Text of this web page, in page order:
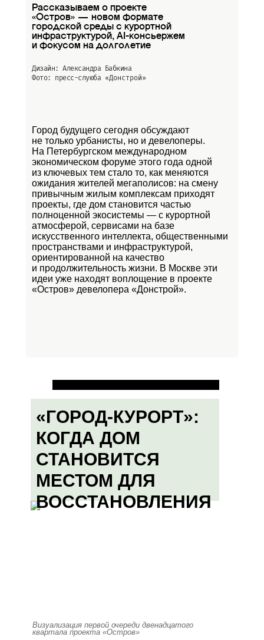
Рассказываем о проекте
«Остров» — новом формате
городской среды с курортной
инфраструктурой, AI-консьержем
и фокусом на долголетие
Дизайн: Александра Бабкина
Фото: пресс-слуюба «Донстрой»
Город будущего сегодня обсуждают
не только урбанисты, но и девелоперы.
На Петербургском международном
экономическом форуме этого года одной
из ключевых тем стало то, как меняются
ожидания жителей мегаполисов: на смену
привычным жилым комплексам приходят
проекты, где дом становится частью
полноценной экосистемы — с курортной
атмосферой, сервисами на базе
искусственного интеллекта, общественными
пространствами и инфраструктурой,
ориентированной на качество
и продолжительность жизни. В Москве эти
идеи уже находят воплощение в проекте
«Остров» девелопера «Донстрой».
«ГОРОД-КУРОРТ»:
КОГДА ДОМ
СТАНОВИТСЯ
МЕСТОМ ДЛЯ
ВОССТАНОВЛЕНИЯ
Визуализация первой очереди двенадцатого
квартала проекта «Остров»